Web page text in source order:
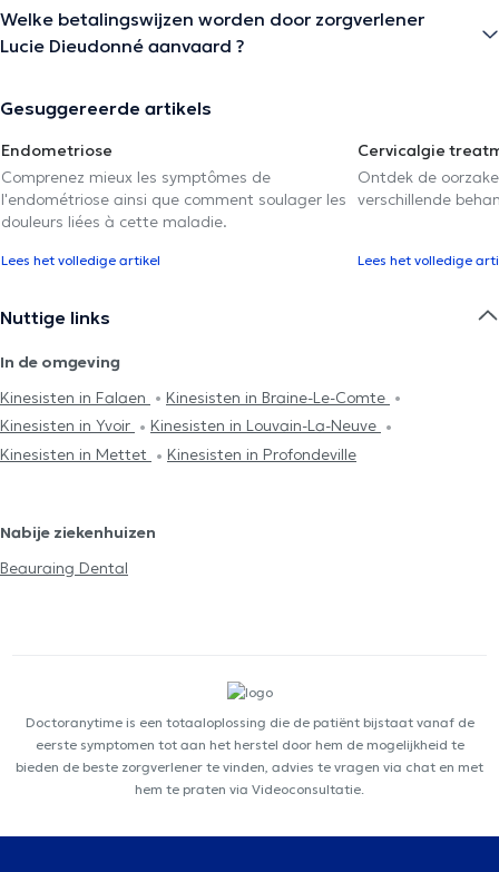
Welke betalingswijzen worden door zorgverlener
Lucie Dieudonné aanvaard ?
Gesuggereerde artikels
Endometriose
Comprenez mieux les symptômes de
l'endométriose ainsi que comment soulager les
douleurs liées à cette maladie.
Lees het volledige artikel
Cervicalgie
Ontdek de
verschillende
Lees het volledige
Nuttige links
In de omgeving
Kinesisten in Falaen
Kinesisten in Braine-Le-Comte
Kinesisten in Yvoir
Kinesisten in Louvain-La-Neuve
Kinesisten in Mettet
Kinesisten in Profondeville
Nabije ziekenhuizen
Beauraing Dental
Doctoranytime is een totaaloplossing die de patiënt bijstaat vanaf de
eerste symptomen tot aan het herstel door hem de mogelijkheid te
bieden de beste zorgverlener te vinden, advies te vragen via chat en met
hem te praten via Videoconsultatie.